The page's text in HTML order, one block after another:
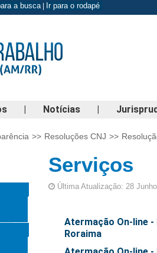
a busca| Ir para o rodapé
| Notícias |
>> Resoluções CNJ >>
Serviços
Última Atualização: 28
Atermação On-line
Roraima